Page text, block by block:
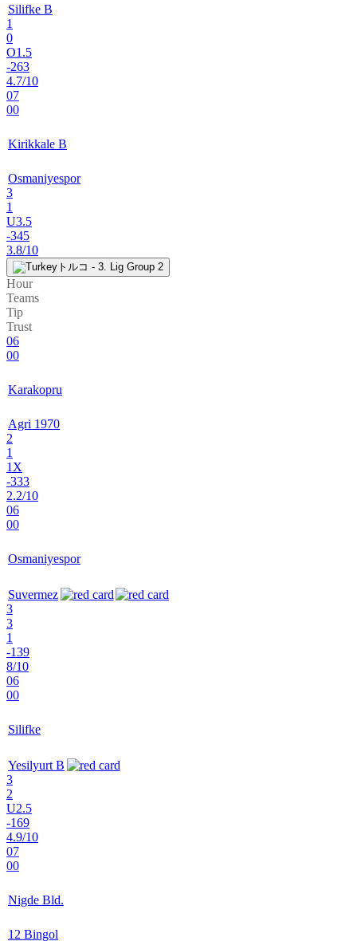
Silifke B
1
0
O1.5
-263
4.7/10
07
00
Kirikkale B
Osmaniyespor
3
1
U3.5
-345
3.8/10
トルコ - 3. Lig Group 2
Hour
Teams
Tip
Trust
06
00
Karakopru
Agri 1970
2
1
1X
-333
2.2/10
06
00
Osmaniyespor
Suvermez
3
3
1
-139
8/10
06
00
Silifke
Yesilyurt B
3
2
U2.5
-169
4.9/10
07
00
Nigde Bld.
12 Bingol